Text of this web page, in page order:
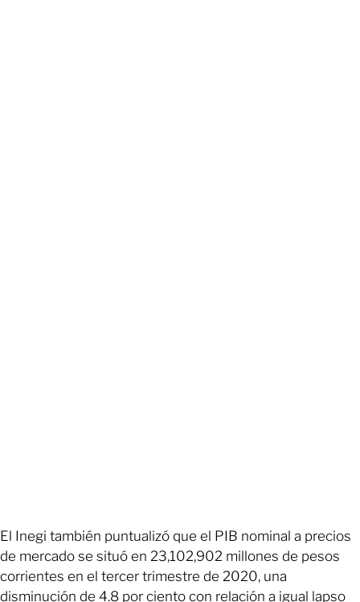
El Inegi también puntualizó que el PIB nominal a precios
de mercado se situó en 23,102,902 millones de pesos
corrientes en el tercer trimestre de 2020, una
disminución de 4.8 por ciento con relación a igual lapso